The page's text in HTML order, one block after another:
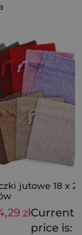
jutowe 18 x
złCurrent
price is: